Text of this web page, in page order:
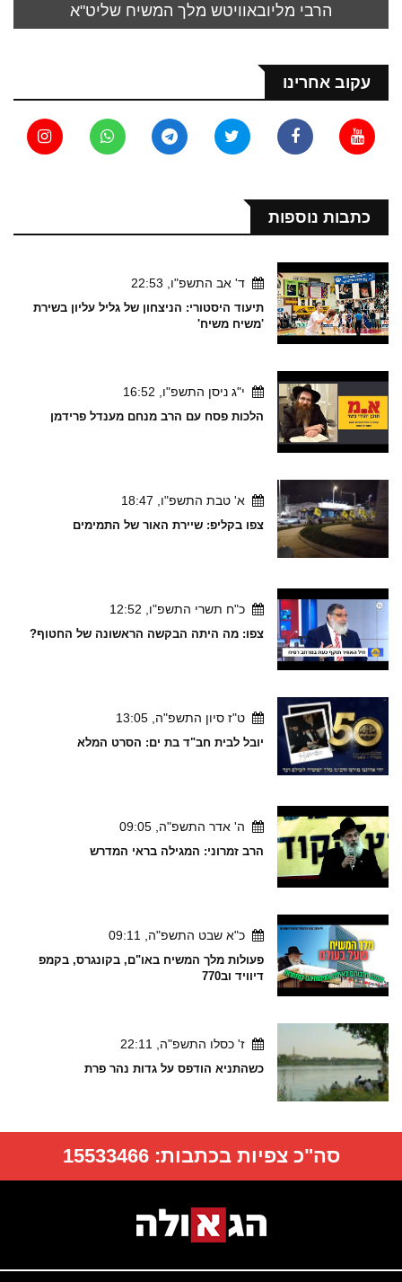
הרבי מליובאוויטש מלך המשיח שליט"א
עקוב אחרינו
כתבות נוספות
ד' אב התשפ"ו, 22:53
תיעוד היסטורי: הניצחון של גליל עליון בשירת
'משיח משיח'
י"ג ניסן התשפ"ו, 16:52
הלכות פסח עם הרב מנחם מענדל פרידמן
א' טבת התשפ"ו, 18:47
צפו בקליפ: שיירת האור של התמימים
כ"ח תשרי התשפ"ו, 12:52
צפו: מה היתה הבקשה הראשונה של החטוף?
ט"ז סיון התשפ"ה, 13:05
יובל לבית חב"ד בת ים: הסרט המלא
ה' אדר התשפ"ה, 09:05
הרב זמרוני: המגילה בראי המדרש
כ"א שבט התשפ"ה, 09:11
פעולות מלך המשיח באו"ם, בקונגרס, בקמפ
דיוויד וב770
ז' כסלו התשפ"ה, 22:11
כשהתניא הודפס על גדות נהר פרת
סה"כ צפיות בכתבות:15533466